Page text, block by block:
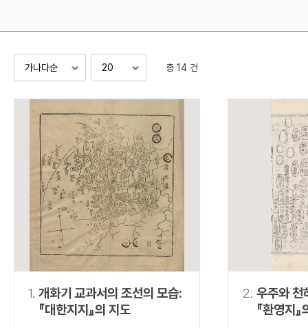
조선 후기
검색 연산자 사용안내
연산자
AND 정조 AND 정약용
“정조”와 “정약
OR 정조 OR 정약용 “정조” 또는 “
NOT 정조 NOT 정약용
“정조”가 나온
료를 검색
동시에 여러 개의 연산자를 사용할 수 있습니다.
총 14 건
1. 개화기 교과서의 조선의 모습:
『대한지지』의 지도
2. 우주와 천
『환영지